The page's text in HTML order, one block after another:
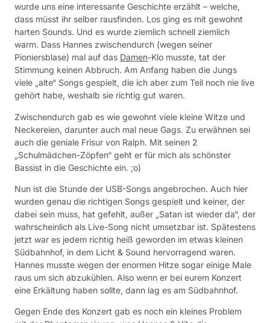
wurde uns eine interessante Geschichte erzählt – welche,
dass müsst ihr selber rausfinden. Los ging es mit gewohnt
harten Sounds. Und es wurde ziemlich schnell ziemlich
warm. Dass Hannes zwischendurch (wegen seiner
Pioniersblase) mal auf das Damen-Klo musste, tat der
Stimmung keinen Abbruch. Am Anfang haben die Jungs
viele „alte“ Songs gespielt, die ich aber zum Teil noch nie live
gehört habe, weshalb sie richtig gut waren.
Zwischendurch gab es wie gewohnt viele kleine Witze und
Neckereien, darunter auch mal neue Gags. Zu erwähnen sei
auch die geniale Frisur von Ralph. Mit seinen 2
„Schulmädchen-Zöpfen“ geht er für mich als schönster
Bassist in die Geschichte ein. ;o)
Nun ist die Stunde der USB-Songs angebrochen. Auch hier
wurden genau die richtigen Songs gespielt und keiner, der
dabei sein muss, hat gefehlt, außer „Satan ist wieder da“, der
wahrscheinlich als Live-Song nicht umsetzbar ist. Spätestens
jetzt war es jedem richtig heiß geworden im etwas kleinen
Südbahnhof, in dem Licht & Sound hervorragend waren.
Hannes musste wegen der enormen Hitze sogar einige Male
raus um sich abzukühlen. Also wenn er bei eurem Konzert
eine Erkältung haben sollte, dann lag es am Südbahnhof.
Gegen Ende des Konzert gab es noch ein kleines Problem